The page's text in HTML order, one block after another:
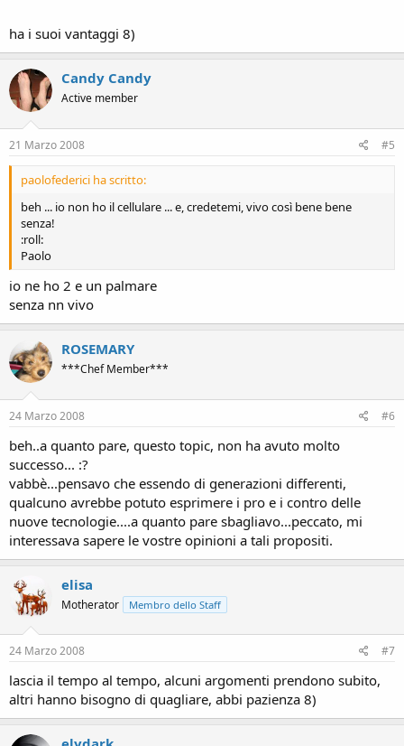
ha i suoi vantaggi 8)
Candy Candy
Active member
21 Marzo 2008 #5
paolofederici ha scritto:
beh ... io non ho il cellulare ... e, credetemi, vivo così bene bene
senza!
:roll:
Paolo
io ne ho 2 e un palmare
senza nn vivo
ROSEMARY
***Chef Member***
24 Marzo 2008 #6
beh..a quanto pare, questo topic, non ha avuto molto
successo... :?
vabbè...pensavo che essendo di generazioni differenti,
qualcuno avrebbe potuto esprimere i pro e i contro delle
nuove tecnologie....a quanto pare sbagliavo...peccato, mi
interessava sapere le vostre opinioni a tali propositi.
elisa
Motherator Membro dello Staff
24 Marzo 2008 #7
lascia il tempo al tempo, alcuni argomenti prendono subito,
altri hanno bisogno di quagliare, abbi pazienza 8)